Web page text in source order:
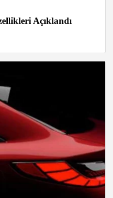
Açıklandı